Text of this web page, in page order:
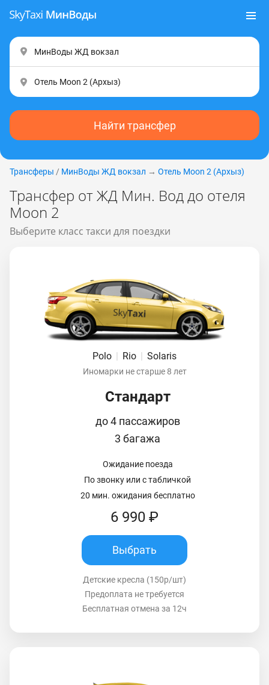
Найти трансфер
Трансферы / МинВоды ЖД вокзал → Отель Moon 2 (Apxыз)
Трансфер от ЖД Мин. Вод до отеля
Moon 2
Выберите класс такси для поездки
Polo | Rio | Solaris
Иномарки не старше 8 лет
Стандарт
до 4 пассажиров
3 багажа
Ожидание поезда
По звонку или с табличкой
20 мин. ожидания бесплатно
6 990 ₽
Выбрать
Детские кресла (150р/шт)
Предоплата не требуется
Бесплатная отмена за 12ч